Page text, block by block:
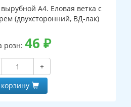
А4. Еловая ветка с
(двухсторонний, ВД-лак)
розн: 46 ₽
+